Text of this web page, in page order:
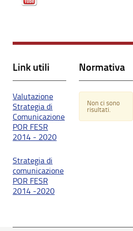
Link utili
Valutazione
Strategia di
Comunicazione
POR FESR
2014 - 2020
Strategia di
comunicazione
POR FESR
2014 -2020
Normativa
Non ci sono
risultati.